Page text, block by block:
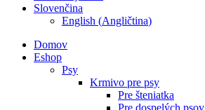
Slovenčina
English (Angličtina)
Domov
Eshop
Psy
Krmivo pre psy
Pre šteniatka
Pre dospelých psov